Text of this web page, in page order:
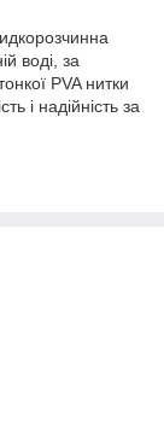
воді, за
PVA нитки
і надійність за